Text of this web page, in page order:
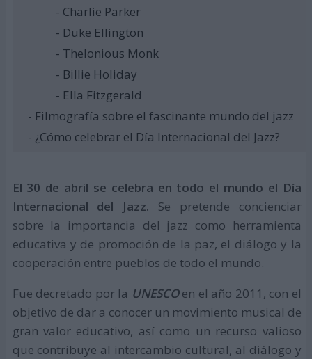
- Charlie Parker
- Duke Ellington
- Thelonious Monk
- Billie Holiday
- Ella Fitzgerald
- Filmografía sobre el fascinante mundo del jazz
- ¿Cómo celebrar el Día Internacional del Jazz?
El 30 de abril se celebra en todo el mundo el Día
Internacional del Jazz. Se pretende concienciar
sobre la importancia del jazz como herramienta
educativa y de promoción de la paz, el diálogo y la
cooperación entre pueblos de todo el mundo.
Fue decretado por la UNESCOen el año 2011, con el
objetivo de dar a conocer un movimiento musical de
gran valor educativo, así como un recurso valioso
que contribuye al intercambio cultural, al diálogo y